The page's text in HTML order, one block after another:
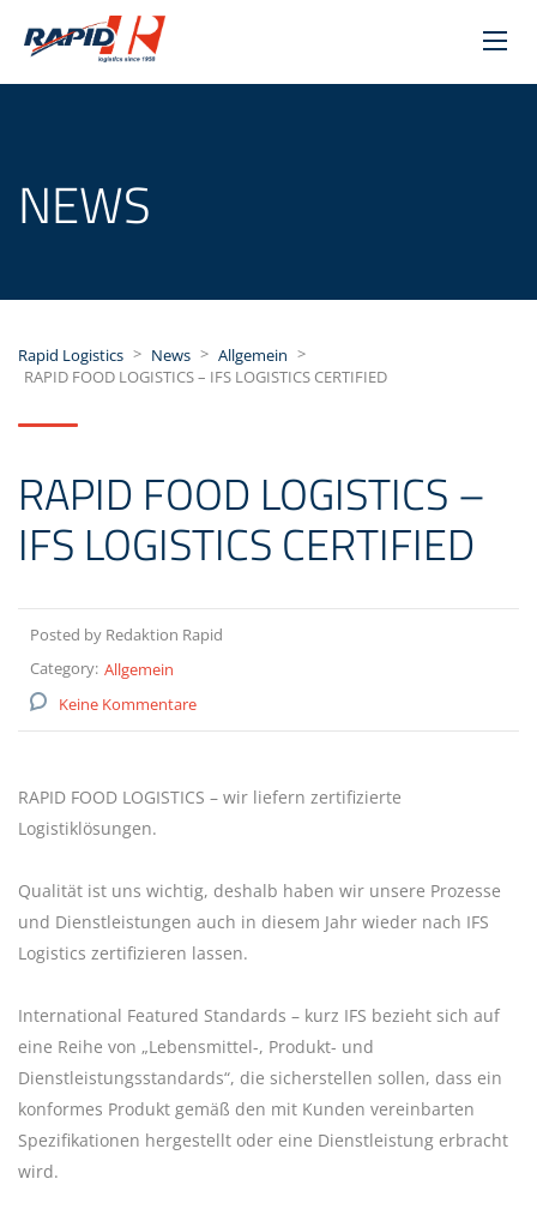
NEWS
Rapid Logistics > News > Allgemein >
RAPID FOOD LOGISTICS – IFS LOGISTICS CERTIFIED
RAPID FOOD LOGISTICS –
IFS LOGISTICS CERTIFIED
Posted by Redaktion Rapid
Category: Allgemein
Keine Kommentare
RAPID FOOD LOGISTICS – wir liefern zertifizierte
Logistiklösungen.
Qualität ist uns wichtig, deshalb haben wir unsere Prozesse
und Dienstleistungen auch in diesem Jahr wieder nach IFS
Logistics zertifizieren lassen.
International Featured Standards – kurz IFS bezieht sich auf
eine Reihe von „Lebensmittel-, Produkt- und
Dienstleistungsstandards“, die sicherstellen sollen, dass ein
konformes Produkt gemäß den mit Kunden vereinbarten
Spezifikationen hergestellt oder eine Dienstleistung erbracht
wird.